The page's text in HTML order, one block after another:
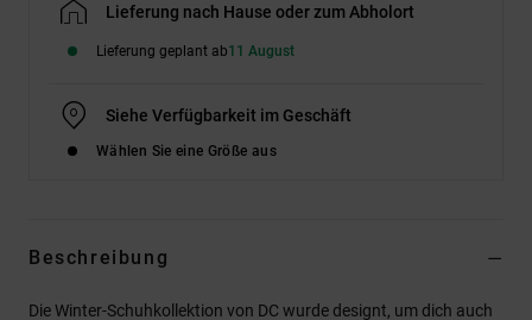
Lieferung nach Hause oder zum Abholort
Lieferung geplant ab11 August
Siehe Verfügbarkeit im Geschäft
Wählen Sie eine Größe aus
Beschreibung
Die Winter-Schuhkollektion von DC wurde designt, um dich auch